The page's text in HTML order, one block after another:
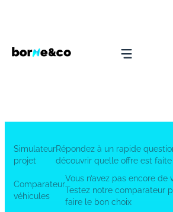
Simulateur
projet
Répondez à un rapide
découvrir quelle offre est faite
Comparateur
véhicules
Vous n’avez pas encore
Testez notre comparateur
faire le bon choix